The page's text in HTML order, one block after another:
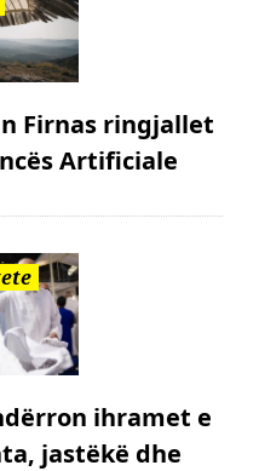
Firnas ringjallet
Artificiale
ihramet e
jastëkë dhe